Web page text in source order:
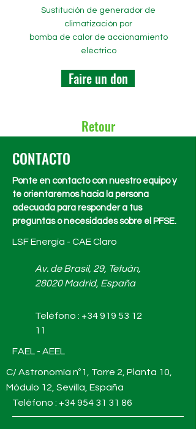
Sustitución de generador de
climatización por
bomba de calor de accionamiento
eléctrico
Faire un don
Retour
CONTACTO
Ponte en contacto con nuestro equipo y
te orientaremos hacia la persona
adecuada para responder a tus
preguntas o necesidades sobre el PFSE.
LSF Energía - CAE Claro
Av. de Brasil, 29, Tetuán,
28020 Madrid, España
Teléfono : +34 919 53 12
11
FAEL - AEEL
C/ Astronomía nº1, Torre 2, Planta 10,
Módulo 12, Sevilla, España
Teléfono : +34954 31 31 86